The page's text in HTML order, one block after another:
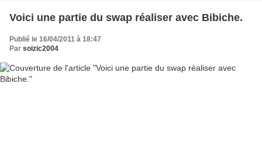
Voici une partie du swap réaliser avec Bibiche.
Publié le 16/04/2011 à 18:47
Par soizic2004